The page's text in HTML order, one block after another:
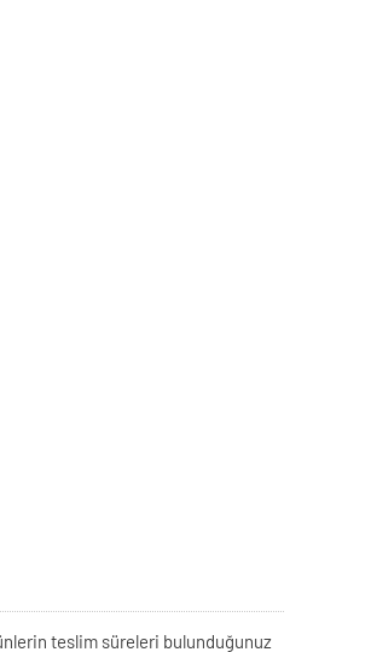
teslim süreleri bulunduğunuz